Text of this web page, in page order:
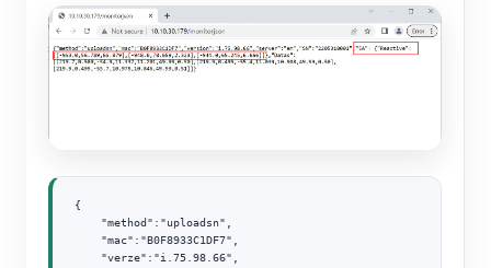
{
    "method":"uploadsn",
    "mac":"B0F8933C1DF7",
    "verze":"i.75.98.66",